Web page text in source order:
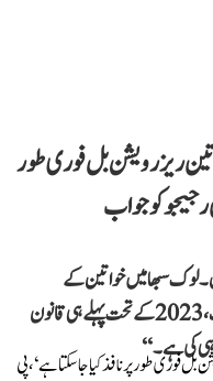
ریزرویشن بل فوری طور
رجیجو کو جواب
لوک سبھا میں خواتین کے
ریزرویشن کا التزام آئین (106ویں ترمیم) ایکٹ، 2023 کے تحت پہلے ہی قانون
کی ہے۔‘‘